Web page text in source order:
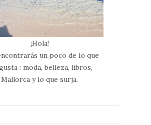
¡Hola!
un poco de lo que
: moda, belleza, libros,
Mallorca y lo que surja.